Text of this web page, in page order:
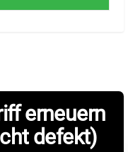
erneuern
defekt)